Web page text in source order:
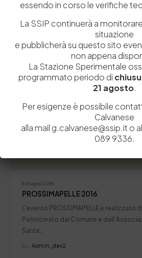
by Admin_dev2
8 Giugno 2016
PROSSIMAPELLE 2016
L'evento PROSSIMAPELLE è realizzato
Patrocinato dal Comune e
Santa…
by Admin_dev2
essendo in corso le verifiche
La SSIP continuerà a
situazione
e pubblicherà su questo sito
non appena
La Stazione Sperimentale
programmato periodo di
21 agosto.
Per esigenze è possibile
Calvanese
alla mail g.calvanese@ssip.it o
089 9336.